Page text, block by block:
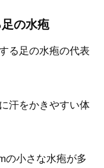
の水疱
る足の水疱の代表
汗をかきやすい体
の小さな水疱が多